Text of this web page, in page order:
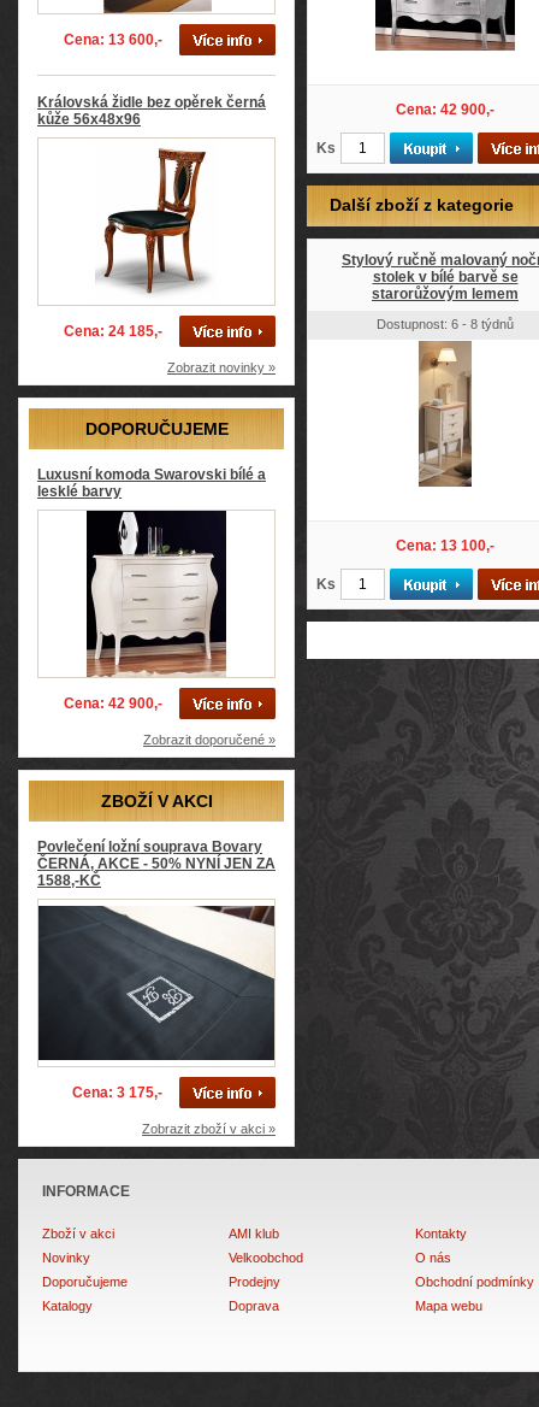
Cena: 13 600,-
Královská židle bez opěrek černá
kůže 56x48x96
Cena: 24 185,-
Zobrazit novinky »
DOPORUČUJEME
Luxusní komoda Swarovski bílé a
lesklé barvy
Cena: 42 900,-
Zobrazit doporučené »
ZBOŽÍ V AKCI
Povlečení ložní souprava Bovary
ČERNÁ, AKCE - 50% NYNÍ JEN ZA
1588,-KČ
Cena: 3 175,-
Zobrazit zboží v akci »
Cena: 42 900,-
Ks
Další zboží z kategorie
Stylový ručně malovaný
stolek v bílé barvě se
starorůžovým lemem
Dostupnost: 6 - 8 týdnů
Cena: 13 100,-
Ks
INFORMACE
Zboží v akci
Novinky
Doporučujeme
Katalogy
AMI klub
Velkoobchod
Prodejny
Doprava
Kontakty
O nás
Obchodní podmínky
Mapa webu